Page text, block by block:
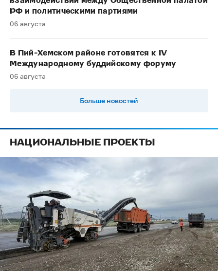
РФ и политическими партиями
06 августа
В Пий-Хемском районе готовятся к IV
Международному буддийскому форуму
06 августа
Больше новостей
НАЦИОНАЛЬНЫЕ ПРОЕКТЫ